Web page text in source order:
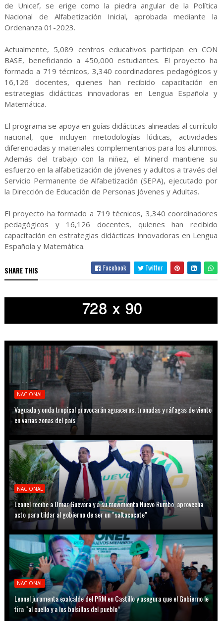
de Unicef, se erige como la piedra angular de la Política
Nacional de Alfabetización Inicial, aprobada mediante la
Ordenanza 01-2023.
Actualmente, 5,089 centros educativos participan en CON
BASE, beneficiando a 450,000 estudiantes. El proyecto ha
formado a 719 técnicos, 3,340 coordinadores pedagógicos y
16,126 docentes, quienes han recibido capacitación en
estrategias didácticas innovadoras en Lengua Española y
Matemática.
El programa se apoya en guías didácticas alineadas al currículo
nacional, que incluyen metodologías lúdicas, actividades
diferenciadas y materiales complementarios para los alumnos.
Además del trabajo con la niñez, el Minerd mantiene su
esfuerzo en la alfabetización de jóvenes y adultos a través del
Servicio Permanente de Alfabetización (SEPA), ejecutado por
la Dirección de Educación de Personas Jóvenes y Adultas.
El proyecto ha formado a 719 técnicos, 3,340 coordinadores
pedagógicos y 16,126 docentes, quienes han recibido
capacitación en estrategias didácticas innovadoras en Lengua
Española y Matemática.
SHARE THIS Facebook Twitter
NACIONAL
Vaguada y onda tropical provocarán aguaceros, tronadas y ráfagas de viento
en varias zonas del país
NACIONAL
Leonel recibe a Omar Guevara y a su movimiento Nuevo Rumbo, aprovecha
acto para tildar al gobierno de ser un "saltacocote"
NACIONAL
Leonel juramenta exalcalde del PRM en Castillo y asegura que el Gobierno le
tira “al cuello y a los bolsillos del pueblo”